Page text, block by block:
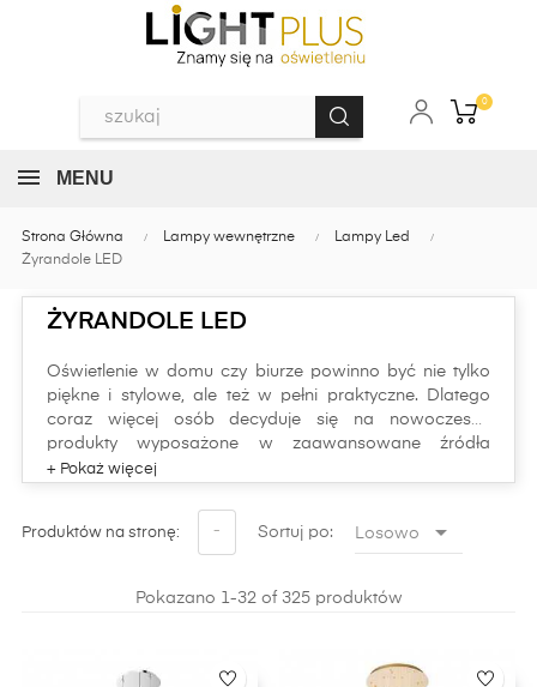
0
MENU
Strona Główna Lampy wewnętrzne
Lampy Led
Żyrandole LED
ŻYRANDOLE LED
Oświetlenie w domu czy biurze powinno być nie tylko
piękne i stylowe, ale też w pełni praktyczne. Dlatego
coraz więcej osób decyduje się na nowoczesne
produkty wyposażone w zaawansowane źródła
światła. Zaliczają się do nich między innymi żyrandole
Szeroki wybór ciekawych lamp wiszących LED można
oczywiście znaleźć w naszej ofercie w sklepie
Produktów na stronę: - Sortuj po: Losowo 
Pokazano 1-32 of 325 produktów